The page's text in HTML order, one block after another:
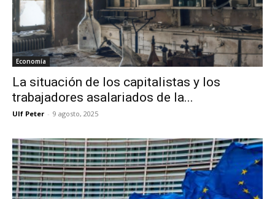
Economía
La situación de los capitalistas y los
trabajadores asalariados de la...
Ulf Peter - 9 agosto, 2025